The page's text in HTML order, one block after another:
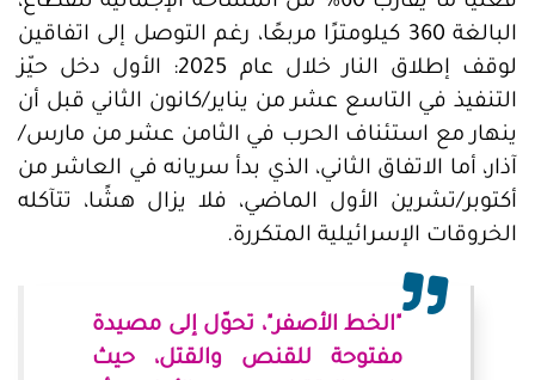
البالغة 360 كيلومترًا مربعًا، رغم التوصل إلى اتفاقين
لوقف إطلاق النار خلال عام 2025: الأول دخل حيّز
التنفيذ في التاسع عشر من يناير/كانون الثاني قبل أن
ينهار مع استئناف الحرب في الثامن عشر من مارس/
آذار، أما الاتفاق الثاني، الذي بدأ سريانه في العاشر من
أكتوبر/تشرين الأول الماضي، فلا يزال هشًا، تتآكله
الخروقات الإسرائيلية المتكررة.
"الخط الأصفر"، تحوّل إلى مصيدة
مفتوحة للقنص والقتل، حيث